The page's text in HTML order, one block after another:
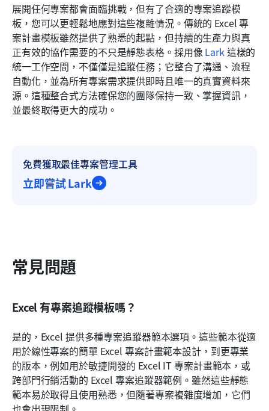
展開任何專案都會面臨挑戰，但有了合適的專案追蹤模
板，您可以更輕鬆地應對這些複雜情況。傳統的 Excel 專
案計畫模板雖然提供了熟悉的起點，但持續的生產力與真
正有效的協作需要的不只是靜態表格。採用像 Lark 這樣的
統一工作空間，不僅僅是追蹤任務；它整合了溝通、流程
自動化，並為所有專案需求提供即時且唯一的真實資料來
源。這種整合式方法確保您的團隊保持一致、掌握資訊，
並最終取得更大的成功。
免費獲取最佳專案管理工具
立即嘗試 Lark
常見問題
Excel 有專案追蹤模板嗎？
是的，Excel 提供多種專案追蹤器範本選項。這些範本從適
用於線性專案的簡單 Excel 專案計畫範本設計，到更專業
的版本，例如用於敏捷開發的 Excel IT 專案計畫範本，或
跨部門行銷活動的 Excel 專案追蹤器範例。雖然這些靜態
範本易於取得且使用熟悉，但隨著專案複雜度增加，它們